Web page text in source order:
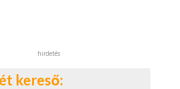
hirdetés
kereső: